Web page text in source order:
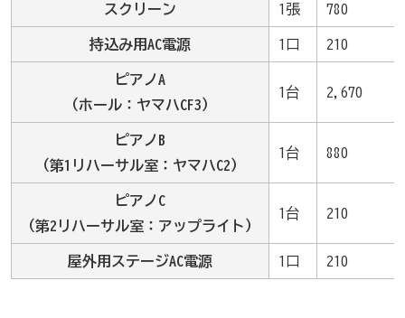
スクリーン 1張 780
持込み用AC電源 1口 210
ピアノA
（ホール：ヤマハCF3）
1台 2,670
ピアノB
（第1リハーサル室：ヤマハC2）
1台 880
ピアノC
（第2リハーサル室：アップライト）
1台 210
屋外用ステージAC電源 1口 210